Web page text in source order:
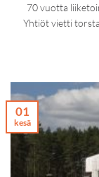
70 vuotta
Yhtiöt vietti
01
kesä